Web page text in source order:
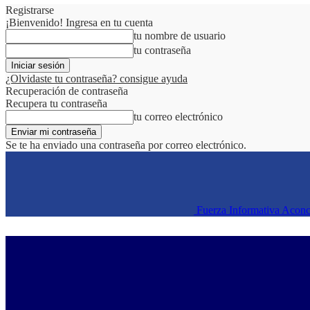
Registrarse
¡Bienvenido! Ingresa en tu cuenta
tu nombre de usuario
tu contraseña
¿Olvidaste tu contraseña? consigue ayuda
Recuperación de contraseña
Recupera tu contraseña
tu correo electrónico
Se te ha enviado una contraseña por correo electrónico.
Fuerza Informativa